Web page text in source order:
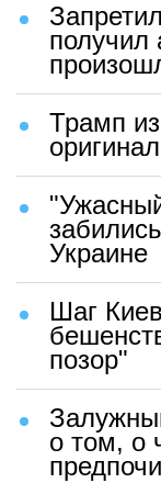
получил
Трамп
Украине
Шаг
позор"
о том, о